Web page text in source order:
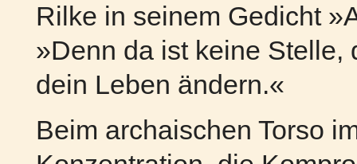
Rilke in seinem Gedicht
»Denn da ist keine Stelle,
dein Leben ändern.«
Beim archaischen Torso